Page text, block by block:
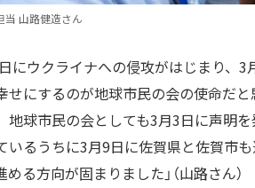
当 山路健造さん
日にウクライナへの侵攻がはじまり、
せにするのが地球市民の会の使命だ
地球市民の会としても3月3日に声明を
いるうちに3月9日に佐賀県と佐賀市
める方向が固まりました」（山路さん）